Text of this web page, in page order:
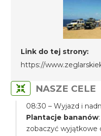
Link do tej strony:
https://
NASZE CELE
08:30 – Wyjazd i
Plantacje bananów
zobaczyć wyjątkowe